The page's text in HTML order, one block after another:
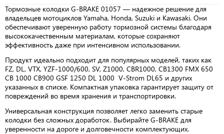
Тормозные колодки G-BRAKE 01057 — надежное решение для
владельцев мотоциклов Yamaha, Honda, Suzuki и Kawasaki. Они
обеспечивают уверенную работу тормозной системы благодаря
высококачественным материалам, которые сохраняют
эффективность даже при интенсивном использовании.
Продукт идеально подходит для популярных моделей, таких как
FZ, DL, VTX, YZF-1000/600, SV, Z1000, CBR1000, CB1300 FMX 650
CB 1000 CB900 GSF 1250 DL 1000 V-Strom DL65 и других
указанных в списке. Компактная упаковка гарантирует защиту от
повреждений во время хранения и транспортировки.
Универсальная конструкция позволяет легко заменить старые
колодки без сложных доработок. Выбирайте G-BRAKE для
уверенности на дороге и долговечности комплектующих.